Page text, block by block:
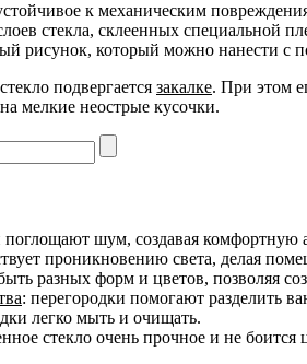
к механическим
стекла, склеенных специальной
рисунок, который можно нанести с
стекло подвергается закалке. При этом
мелкие неострые кусочки.
шум, создавая комфортную
проникновению света, делая
разных форм и цветов, позволяя
: перегородки помогают разделить
легко мыть и очищать.
стекло очень прочное и не боится